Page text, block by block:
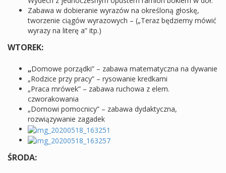
Zabawa w dobieranie wyrazów na określoną głoskę,
tworzenie ciągów wyrazowych – („Teraz będziemy mówić
wyrazy na literę a” itp.)
WTOREK:
„Domowe porządki” – zabawa matematyczna na dywanie
„Rodzice przy pracy” – rysowanie kredkami
„Praca mrówek” – zabawa ruchowa z elem.
czworakowania
„Domowi pomocnicy” – zabawa dydaktyczna,
rozwiązywanie zagadek
ŚRODA: